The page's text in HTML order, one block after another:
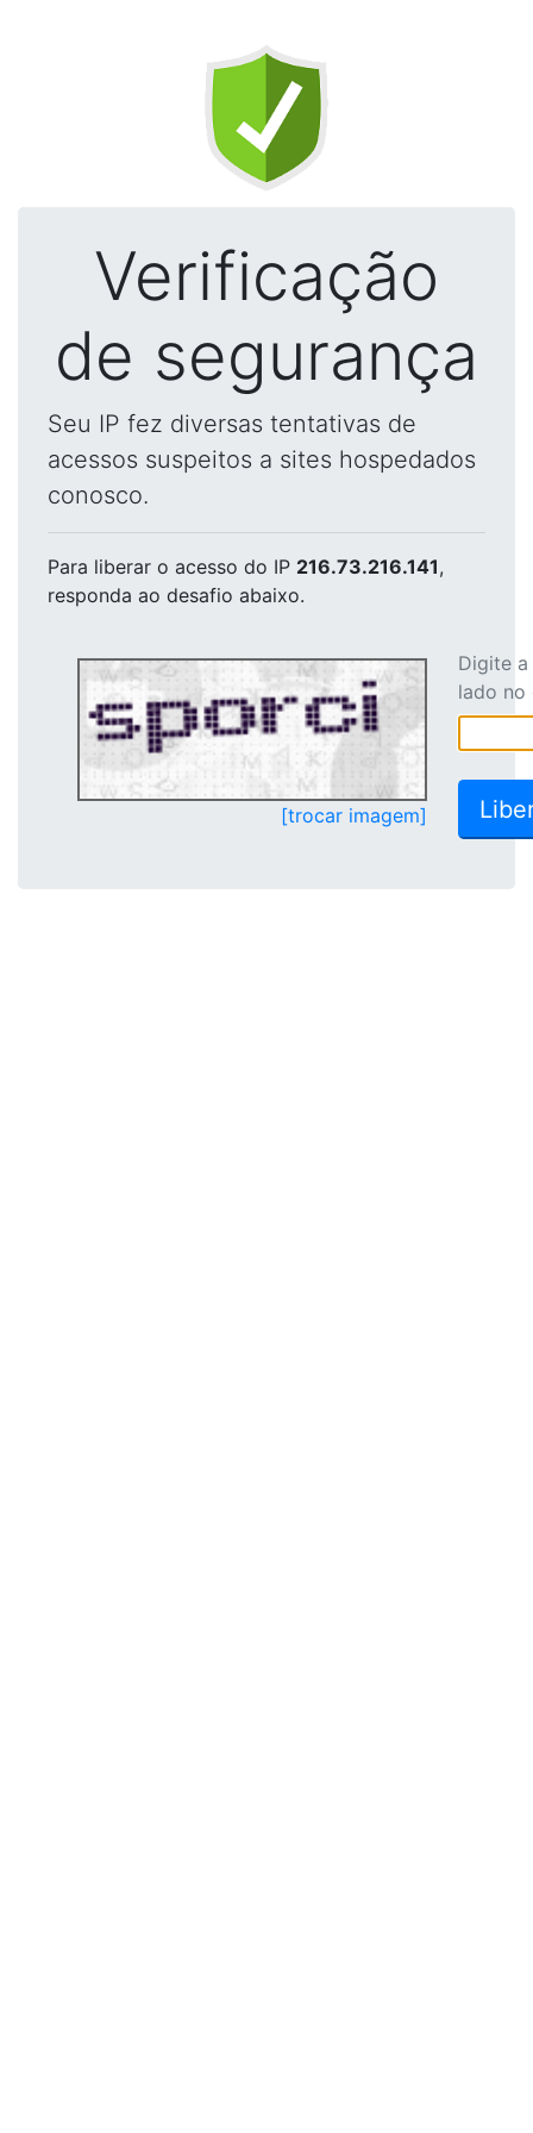
Verificação
de segurança
Seu IP fez diversas tentativas de
acessos suspeitos a sites hospedados
conosco.
Para liberar o acesso do IP 216.73.216.141,
responda ao desafio abaixo.
[trocar imagem]
Digite
lado no